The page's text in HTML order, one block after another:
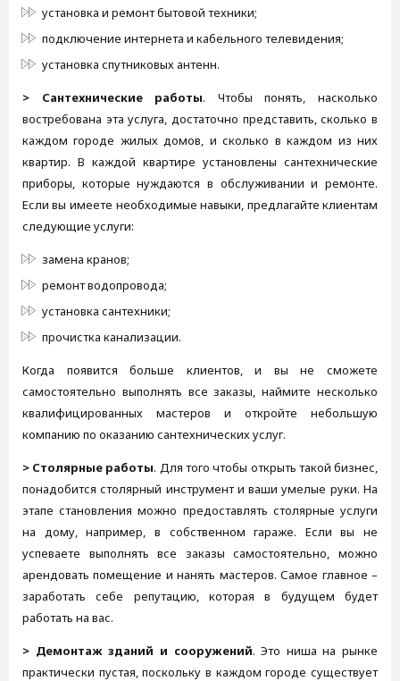
установка и ремонт бытовой техники;
подключение интернета и кабельного телевидения;
установка спутниковых антенн.
> Сантехнические работы. Чтобы понять, насколько
востребована эта услуга, достаточно представить, сколько в
каждом городе жилых домов, и сколько в каждом из них
квартир. В каждой квартире установлены сантехнические
приборы, которые нуждаются в обслуживании и ремонте.
Если вы имеете необходимые навыки, предлагайте клиентам
следующие услуги:
замена кранов;
ремонт водопровода;
установка сантехники;
прочистка канализации.
Когда появится больше клиентов, и вы не сможете
самостоятельно выполнять все заказы, наймите несколько
квалифицированных мастеров и откройте небольшую
компанию по оказанию сантехнических услуг.
> Столярные работы. Для того чтобы открыть такой бизнес,
понадобится столярный инструмент и ваши умелые руки. На
этапе становления можно предоставлять столярные услуги
на дому, например, в собственном гараже. Если вы не
успеваете выполнять все заказы самостоятельно, можно
арендовать помещение и нанять мастеров. Самое главное –
заработать себе репутацию, которая в будущем будет
работать на вас.
> Демонтаж зданий и сооружений. Это ниша на рынке
практически пустая, поскольку в каждом городе существует